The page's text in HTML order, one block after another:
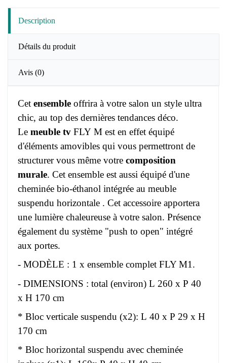
Description
Détails du produit
Avis (0)
Cet ensemble offrira à votre salon un style ultra
chic, au top des dernières tendances déco.
Le meuble tv FLY M est en effet équipé
d'éléments amovibles qui vous permettront de
structurer vous même votre composition
murale. Cet ensemble est aussi équipé d'une
cheminée bio-éthanol intégrée au meuble
suspendu horizontale . Cet accessoire apportera
une lumière chaleureuse à votre salon. Présence
également du système "push to open" intégré
aux portes.
- MODÈLE : 1 x ensemble complet FLY M1.
- DIMENSIONS : total (environ) L 260 x P 40
x H 170 cm
* Bloc verticale suspendu (x2): L 40 x P 29 x H
170 cm
* Bloc horizontal suspendu avec cheminée